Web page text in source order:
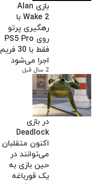
بازی Alan
Wake 2 با
رهگیری پرتو
روی PS5 Pro
فقط با 30 فریم
اجرا می‌شود
2 سال قبل
در بازی
Deadlock
اکنون متقلبان
می‌توانند در
حین بازی به
یک قورباغه